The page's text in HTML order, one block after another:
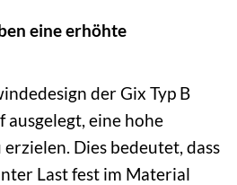
eine erhöhte
der Gix Typ B
ausgelegt, eine hohe
Dies bedeutet, dass
Last fest im Material